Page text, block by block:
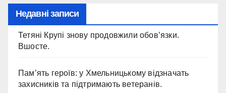
Недавні записи
Тетяні Крупі знову продовжили обов’язки.
Вшосте.
Пам’ять героїв: у Хмельницькому відзначать
захисників та підтримають ветеранів.